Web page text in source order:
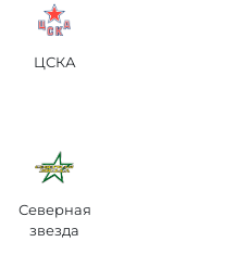
ЦСКА
Северная
звезда